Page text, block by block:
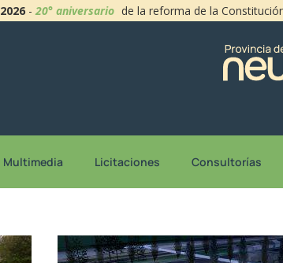
2026 -20° aniversario de la reforma de la
Multimedia Licitaciones Consultorías